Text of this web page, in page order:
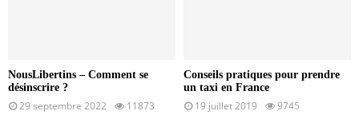
NousLibertins – Comment se
désinscrire ?
29 septembre 2022 11873
Conseils pratiques pour prendre
un taxi en France
19 juillet 2019 9745